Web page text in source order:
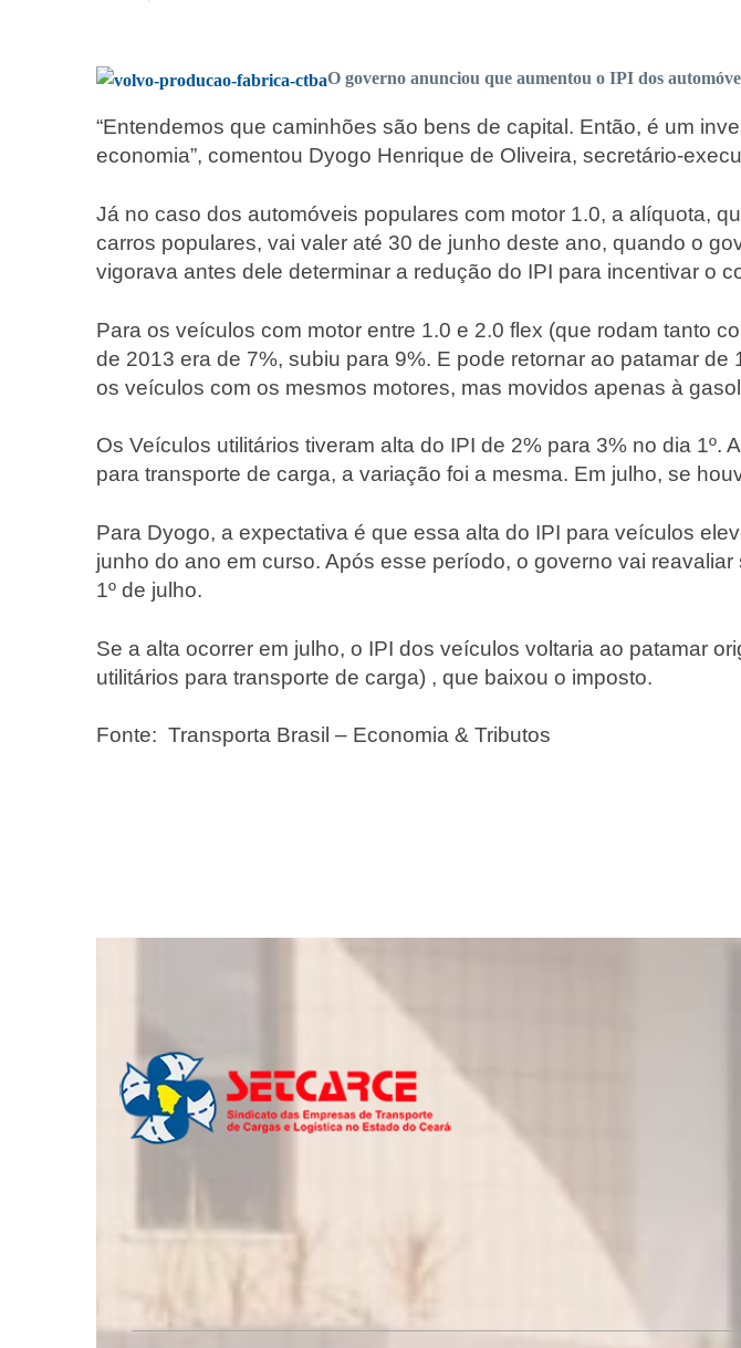
O governo anunciou que aumentou o IPI dos
“Entendemos que caminhões são bens de capital. Então, é um
economia”, comentou Dyogo Henrique de Oliveira, secretário-
Já no caso dos automóveis populares com motor 1.0, a alíquota,
carros populares, vai valer até 30 de junho deste ano, quando o
vigorava antes dele determinar a redução do IPI para incentivar o
Para os veículos com motor entre 1.0 e 2.0 flex (que rodam tanto
de 2013 era de 7%, subiu para 9%. E pode retornar ao patamar
os veículos com os mesmos motores, mas movidos apenas à
Os Veículos utilitários tiveram alta do IPI de 2% para 3% no dia
para transporte de carga, a variação foi a mesma. Em julho, se
Para Dyogo, a expectativa é que essa alta do IPI para veículos
junho do ano em curso. Após esse período, o governo vai
1º de julho.
Se a alta ocorrer em julho, o IPI dos veículos voltaria ao patamar
utilitários para transporte de carga) , que baixou o imposto.
Fonte: Transporta Brasil – Economia & Tributos